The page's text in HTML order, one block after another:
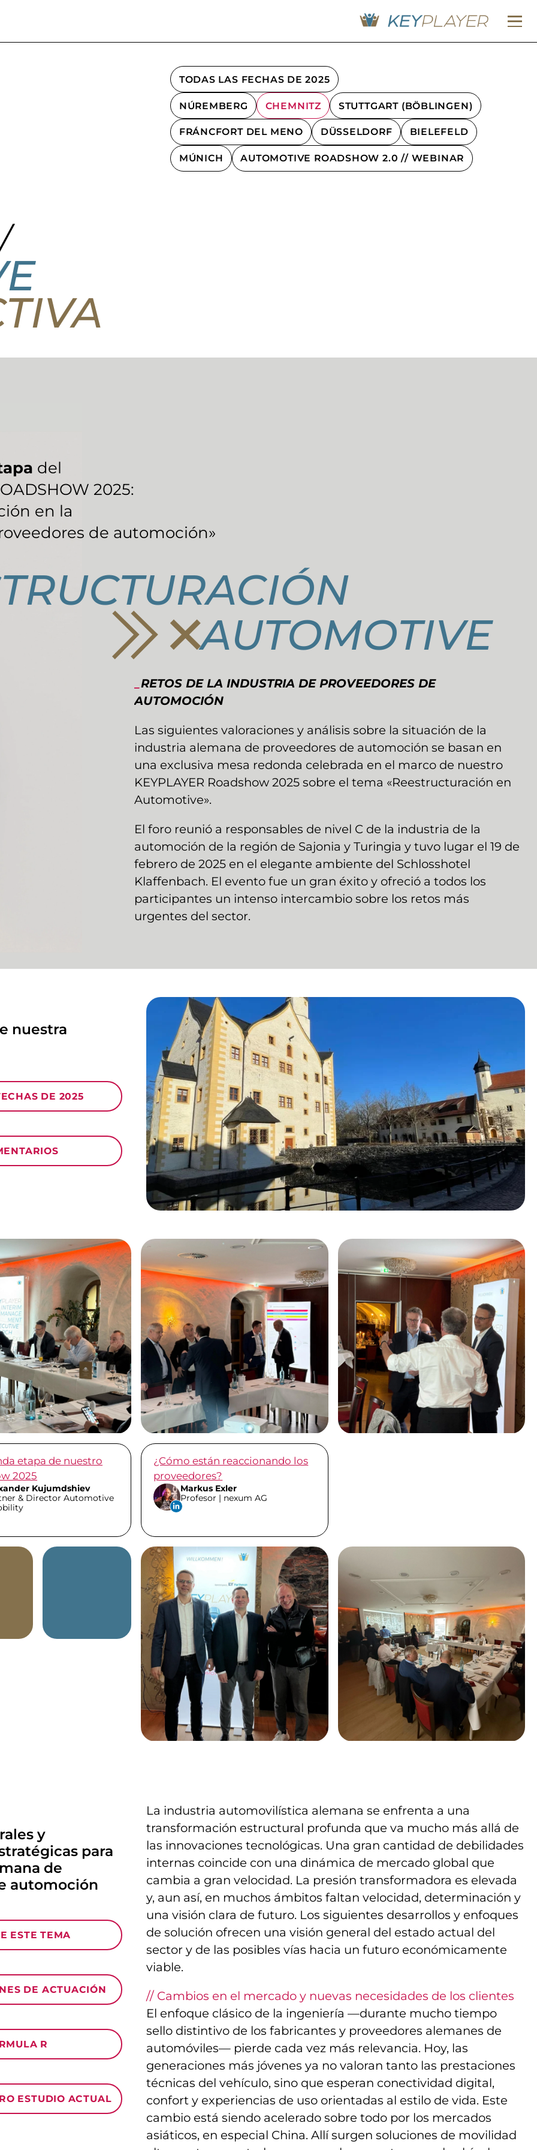
TODAS LAS FECHAS DE 2025
NÚREMBERG CHEMNITZ STUTTGART (BÖBLINGEN)
FRÁNCFORT DEL MENO DÜSSELDORF BIELEFELD
MÚNICH AUTOMOTIVE ROADSHOW 2.0 // WEBINAR
AUTOMOTIVE
del
2025:
en la
de automoción»
RETOS DE LA INDUSTRIA DE PROVEEDORES DE
AUTOMOCIÓN
Las siguientes valoraciones y análisis sobre la situación de la
industria alemana de proveedores de automoción se basan en
una exclusiva mesa redonda celebrada en el marco de nuestro
KEYPLAYER Roadshow 2025 sobre el tema «Reestructuración en
Automotive».
El foro reunió a responsables de nivel C de la industria de la
automoción de la región de Sajonia y Turingia y tuvo lugar el 19 de
febrero de 2025 en el elegante ambiente del Schlosshotel
Klaffenbach. El evento fue un gran éxito y ofreció a todos los
participantes un intenso intercambio sobre los retos más
urgentes del sector.
nuestra
DE 2025
etapa de nuestro
2025
Kujumdshiev
& Director Automotive
¿Cómo están reaccionando los
proveedores?
Markus Exler
Profesor | nexum AG
y
para
de
automoción
ESTE TEMA
DE ACTUACIÓN
R
ESTUDIO ACTUAL
La industria automovilística alemana se enfrenta a una
transformación estructural profunda que va mucho más allá de
las innovaciones tecnológicas. Una gran cantidad de debilidades
internas coincide con una dinámica de mercado global que
cambia a gran velocidad. La presión transformadora es elevada
y, aun así, en muchos ámbitos faltan velocidad, determinación y
una visión clara de futuro. Los siguientes desarrollos y enfoques
de solución ofrecen una visión general del estado actual del
sector y de las posibles vías hacia un futuro económicamente
viable.
// Cambios en el mercado y nuevas necesidades de los clientes
El enfoque clásico de la ingeniería —durante mucho tiempo
sello distintivo de los fabricantes y proveedores alemanes de
automóviles— pierde cada vez más relevancia. Hoy, las
generaciones más jóvenes ya no valoran tanto las prestaciones
técnicas del vehículo, sino que esperan conectividad digital,
confort y experiencias de uso orientadas al estilo de vida. Este
cambio está siendo acelerado sobre todo por los mercados
asiáticos, en especial China. Allí surgen soluciones de movilidad